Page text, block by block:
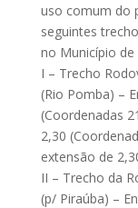
uso comum do
seguintes
no Município de
I – Trecho
(Rio Pomba) –
(Coordenadas
2,30
extensão de
II – Trecho da
(p/ Piraúba) –